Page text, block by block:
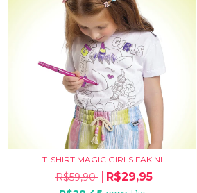
T-SHIRT MAGIC GIRLS FAKINI
R$59,90 R$29,95